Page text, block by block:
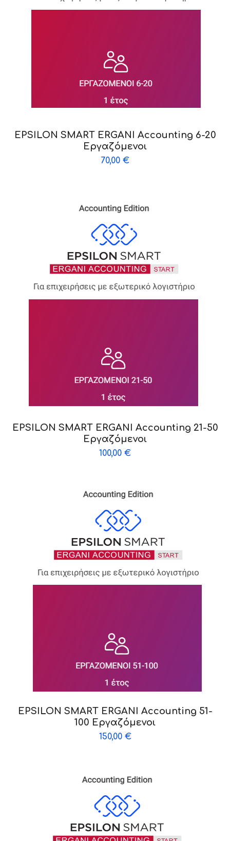
EPSILON SMART ERGANI Accounting 6-20
Εργαζόμενοι
70,00 €
EPSILON SMART ERGANI Accounting 21-50
Εργαζόμενοι
100,00 €
EPSILON SMART ERGANI Accounting 51-
100 Εργαζόμενοι
150,00 €